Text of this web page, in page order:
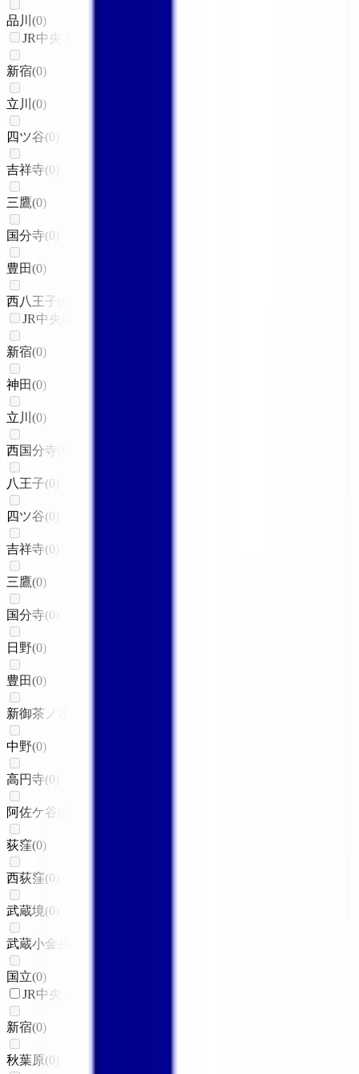
品川 (0)
JR中央本線(東京～塩尻)
新宿(0)
立川 (0)
四ツ谷(0
吉祥寺(0
三鷹(0)
国分寺(0
豊田(0)
西八王子
JR中央線(快速)
新宿(0)
神田(0)
立川 (0)
西国分寺
八王子(0
四ツ谷(0
吉祥寺(0
三鷹(0)
国分寺(0
日野(0)
豊田(0)
新御茶ノ水
中野(0)
高円寺(0
阿佐ケ谷
荻窪(0)
西荻窪(0
武蔵境(0
武蔵小金井
国立(0)
JR中央・総武線
新宿(0)
秋葉原(0